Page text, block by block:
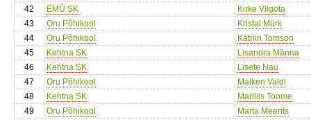
42
EMÜ SK
Kirke Vilgota
43
Oru Põhikool
Kristal Mürk
44
Oru Põhikool
Kätriin Tomson
45
Kehtna SK
Lisandra Männa
46
Kehtna SK
Lisete Nau
47
Oru Põhikool
Maiken Valdi
48
Kehtna SK
Mariliis Toome
49
Oru Põhikool
Marta Meerits